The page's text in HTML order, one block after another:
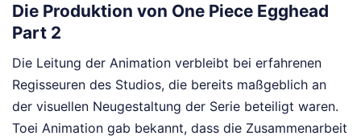
Die Produktion von One Piece Egghead
Part 2
Die Leitung der Animation verbleibt bei erfahrenen
Regisseuren des Studios, die bereits maßgeblich an
der visuellen Neugestaltung der Serie beteiligt waren.
Toei Animation gab bekannt, dass die Zusammenarbeit